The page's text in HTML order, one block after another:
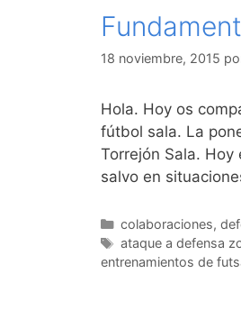
18 noviembre, 2015
Hola. Hoy os
fútbol sala. La
Torrejón Sala.
salvo en
Categorías
colaboraciones,
Etiquetas
ataque a defensa
entrenamientos de